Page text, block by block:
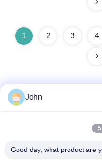
1 2 3 4
John
Good day, what product are